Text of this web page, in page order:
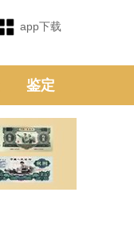
app下载
鉴定